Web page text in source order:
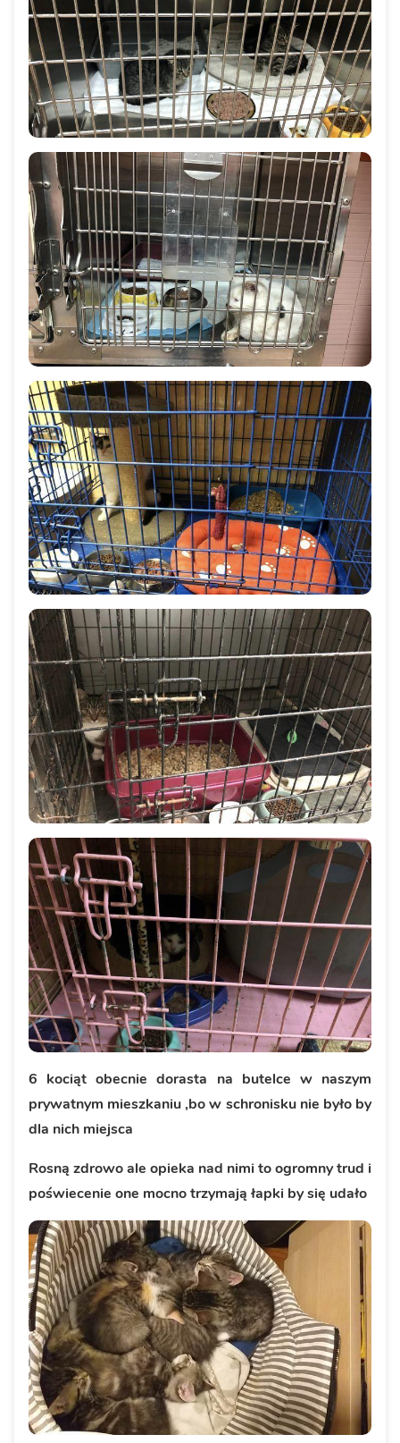
6 kociąt obecnie dorasta na butelce w naszym
prywatnym mieszkaniu ,bo w schronisku nie było by
dla nich miejsca
Rosną zdrowo ale opieka nad nimi to ogromny trud i
poświecenie one mocno trzymają łapki by się udało